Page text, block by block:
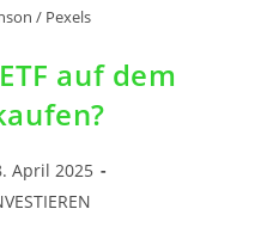
/ Pexels
auf dem
April 2025